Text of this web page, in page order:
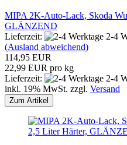
MIPA 2K-Auto-Lack, Skoda
GLÄNZEND
Lieferzeit:
2-4
(Ausland abweichend)
114,95 EUR
22,99 EUR pro kg
Lieferzeit:
2-4
inkl. 19% MwSt. zzgl. Versand
Zum Artikel